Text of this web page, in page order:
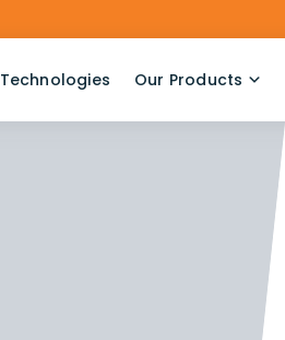
Technologies Our Products